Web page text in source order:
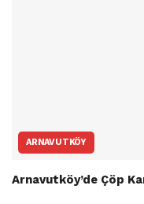
ARNAVUTKÖY
Arnavutköy’de Çöp